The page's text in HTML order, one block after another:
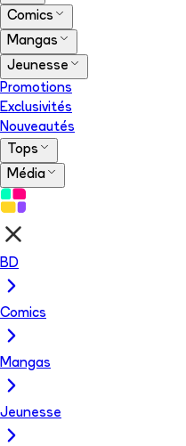
Comics
Mangas
Jeunesse
Promotions
Exclusivités
Nouveautés
Tops
Média
BD
Comics
Mangas
Jeunesse